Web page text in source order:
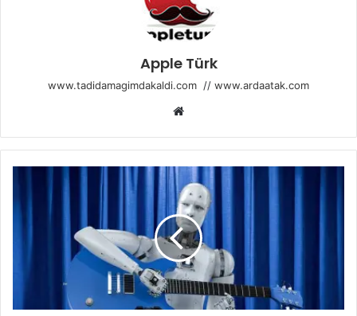
Apple Türk
www.tadidamagimdakaldi.com // www.ardaatak.com
Web